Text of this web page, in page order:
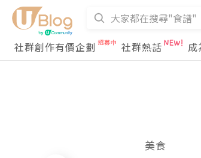
社群創作有價企劃
社群熱話
美食